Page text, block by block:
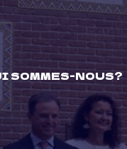
SOMMES-NOUS?